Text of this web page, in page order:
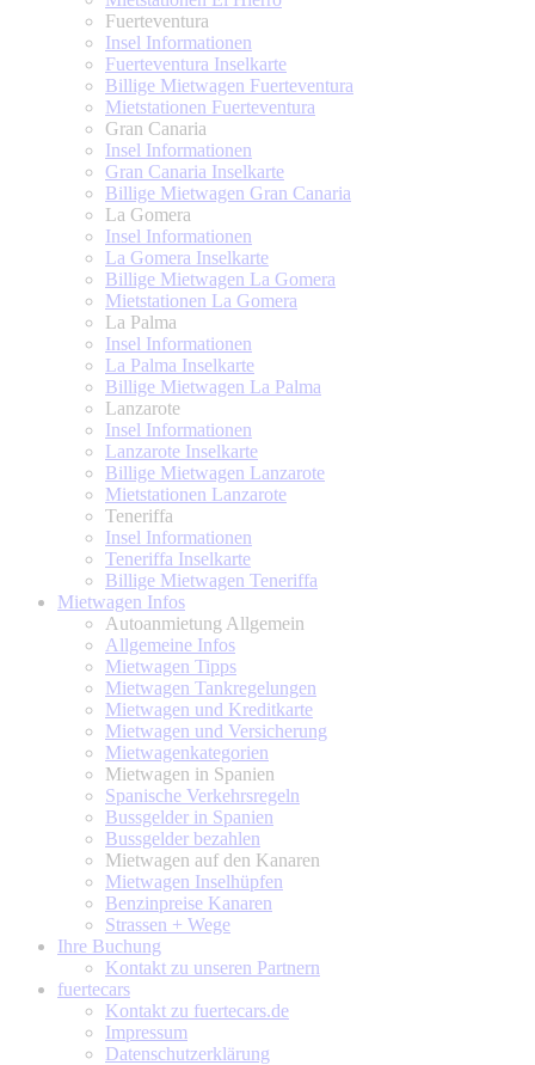
Fuerteventura
Insel Informationen
Fuerteventura Inselkarte
Billige Mietwagen Fuerteventura
Mietstationen Fuerteventura
Gran Canaria
Insel Informationen
Gran Canaria Inselkarte
Billige Mietwagen Gran Canaria
La Gomera
Insel Informationen
La Gomera Inselkarte
Billige Mietwagen La Gomera
Mietstationen La Gomera
La Palma
Insel Informationen
La Palma Inselkarte
Billige Mietwagen La Palma
Lanzarote
Insel Informationen
Lanzarote Inselkarte
Billige Mietwagen Lanzarote
Mietstationen Lanzarote
Teneriffa
Insel Informationen
Teneriffa Inselkarte
Billige Mietwagen Teneriffa
Mietwagen Infos
Autoanmietung Allgemein
Allgemeine Infos
Mietwagen Tipps
Mietwagen Tankregelungen
Mietwagen und Kreditkarte
Mietwagen und Versicherung
Mietwagenkategorien
Mietwagen in Spanien
Spanische Verkehrsregeln
Bussgelder in Spanien
Bussgelder bezahlen
Mietwagen auf den Kanaren
Mietwagen Inselhüpfen
Benzinpreise Kanaren
Strassen + Wege
Ihre Buchung
Kontakt zu unseren Partnern
fuertecars
Kontakt zu fuertecars.de
Impressum
Datenschutzerklärung